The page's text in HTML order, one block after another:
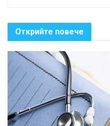
Открийте повече